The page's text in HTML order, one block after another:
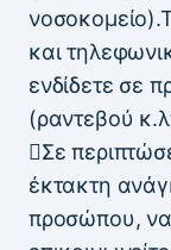
και
ενδίδετε σε
(ραντεβού
Σε
έκτακτη
προσώπου, να